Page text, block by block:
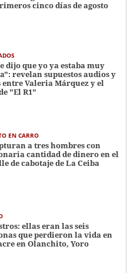
cinco días de agosto
dijo que yo ya estaba muy
revelan supuestos audios y
entre Valeria Márquez y el
"El R1"
EN CARRO
a tres hombres con
cantidad de dinero en el
de cabotaje de La Ceiba
ellas eran las seis
que perdieron la vida en
en Olanchito, Yoro